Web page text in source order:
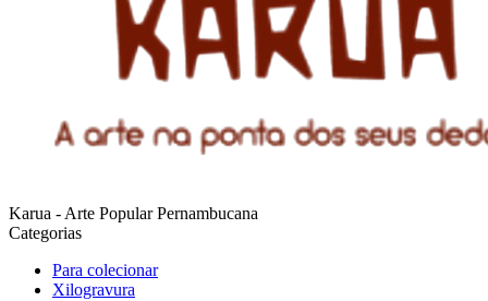
Karua - Arte Popular Pernambucana
Categorias
Para colecionar
Xilogravura